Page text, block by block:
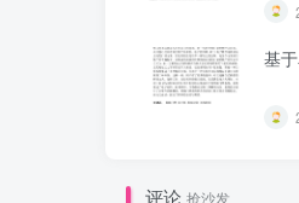
基
评论 抢沙发